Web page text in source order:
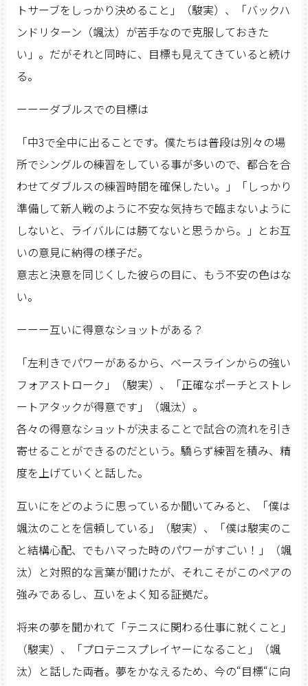
トサーブをしっかり決めること」（駿実）、「バックハ
ンドリターン（颯汰）が苦手なので克服しておきた
い」。だがそれと同時に、目標も見えてきていると続け
る。
ーーーダブルスでの目標は
「中3で全中に出ることです。僕たちは普段は別々の場
所でシングルの練習をしている事が多いので、都合を合
わせてダブルスの練習時間を確保したい。」「しっかり
準備して新人戦のように不安な気持ちで臨まないように
しないと、ライバルには勝てないと思うから。」とお互
いの意見に納得の様子だ。
意志と決意を同じくした彼らの目に、もう不安の色はな
い。
ーーー互いに得意なショットがある？
「左利きでパワーがあるから、ベースラインからの強い
フォアストローク」（駿実）、「正確なポーチとストレ
ートアタックが得意です」（颯汰）。
各々の得意なショットが決まることで試合の流れを引き
寄せることができるのだという。驕らず練習を積み、精
度を上げていくと話した。
互いにをどのように思っているか聞いてみると、「僕は
颯汰のことを信頼している」（駿実）、「僕は駿実のこ
と結構心配、でもハマった時のパワーがすごい！」（颯
汰）と対照的な言葉が聞けたが、それこそがこのペアの
強みであるし、互いをよく知る証拠だ。
将来の夢を聞かれて「テニスに関わる仕事に就くこと」
（駿実）、「プロテニスプレイヤーになること」（颯
汰）と話した両者。夢をかなえるため、今の“目標“に向